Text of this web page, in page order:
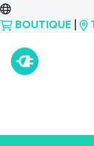
BOUTIQUE